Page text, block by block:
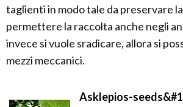
taglienti in modo tale da preservare
permettere la raccolta anche negli
invece si vuole sradicare, allora si
mezzi meccanici.
Asklepios-